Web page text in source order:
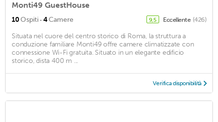
Monti49 GuestHouse
10Ospiti · 4Camere 9,5 Eccellente (426)
Situata nel cuore del centro storico di Roma, la struttura a
conduzione familiare Monti49 offre camere climatizzate con
connessione Wi-Fi gratuita. Situato in un elegante edificio
storico, dista 400 m ...
Verifica disponibilità